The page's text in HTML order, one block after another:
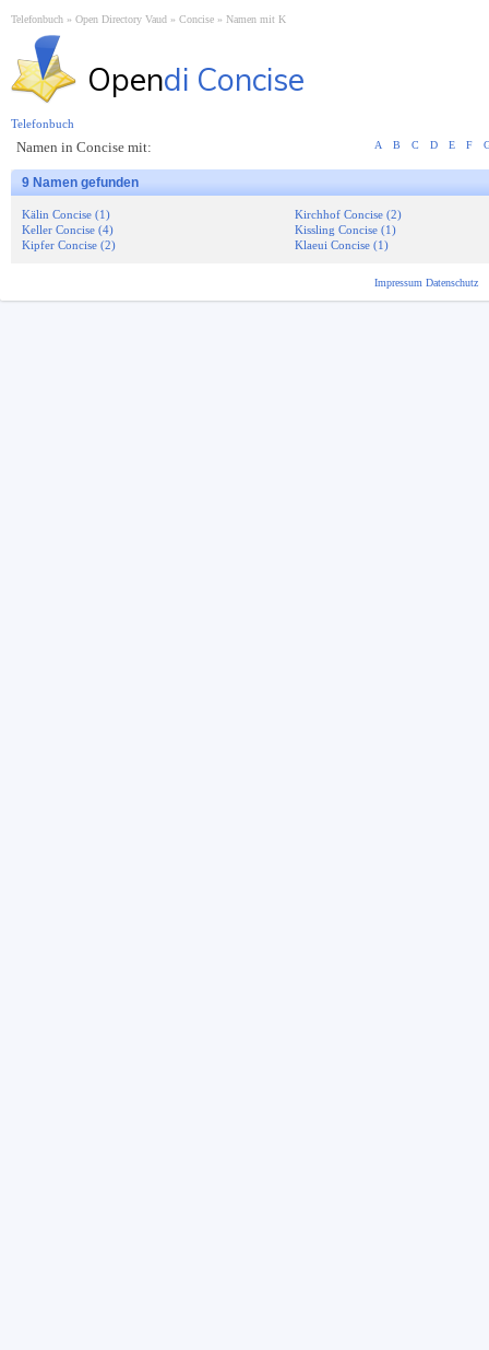
Telefonbuch Open Directory Vaud Concise Namen mit K
Opendi Concise
Namen in Concise mit: A B C D E F
9 Namen gefunden
Kälin Concise (1)
Keller Concise (4)
Kipfer Concise (2)
Kirchhof Concise (2)
Kissling Concise (1)
Klaeui Concise (1)
Telefonbuch
Impressum Datenschutz